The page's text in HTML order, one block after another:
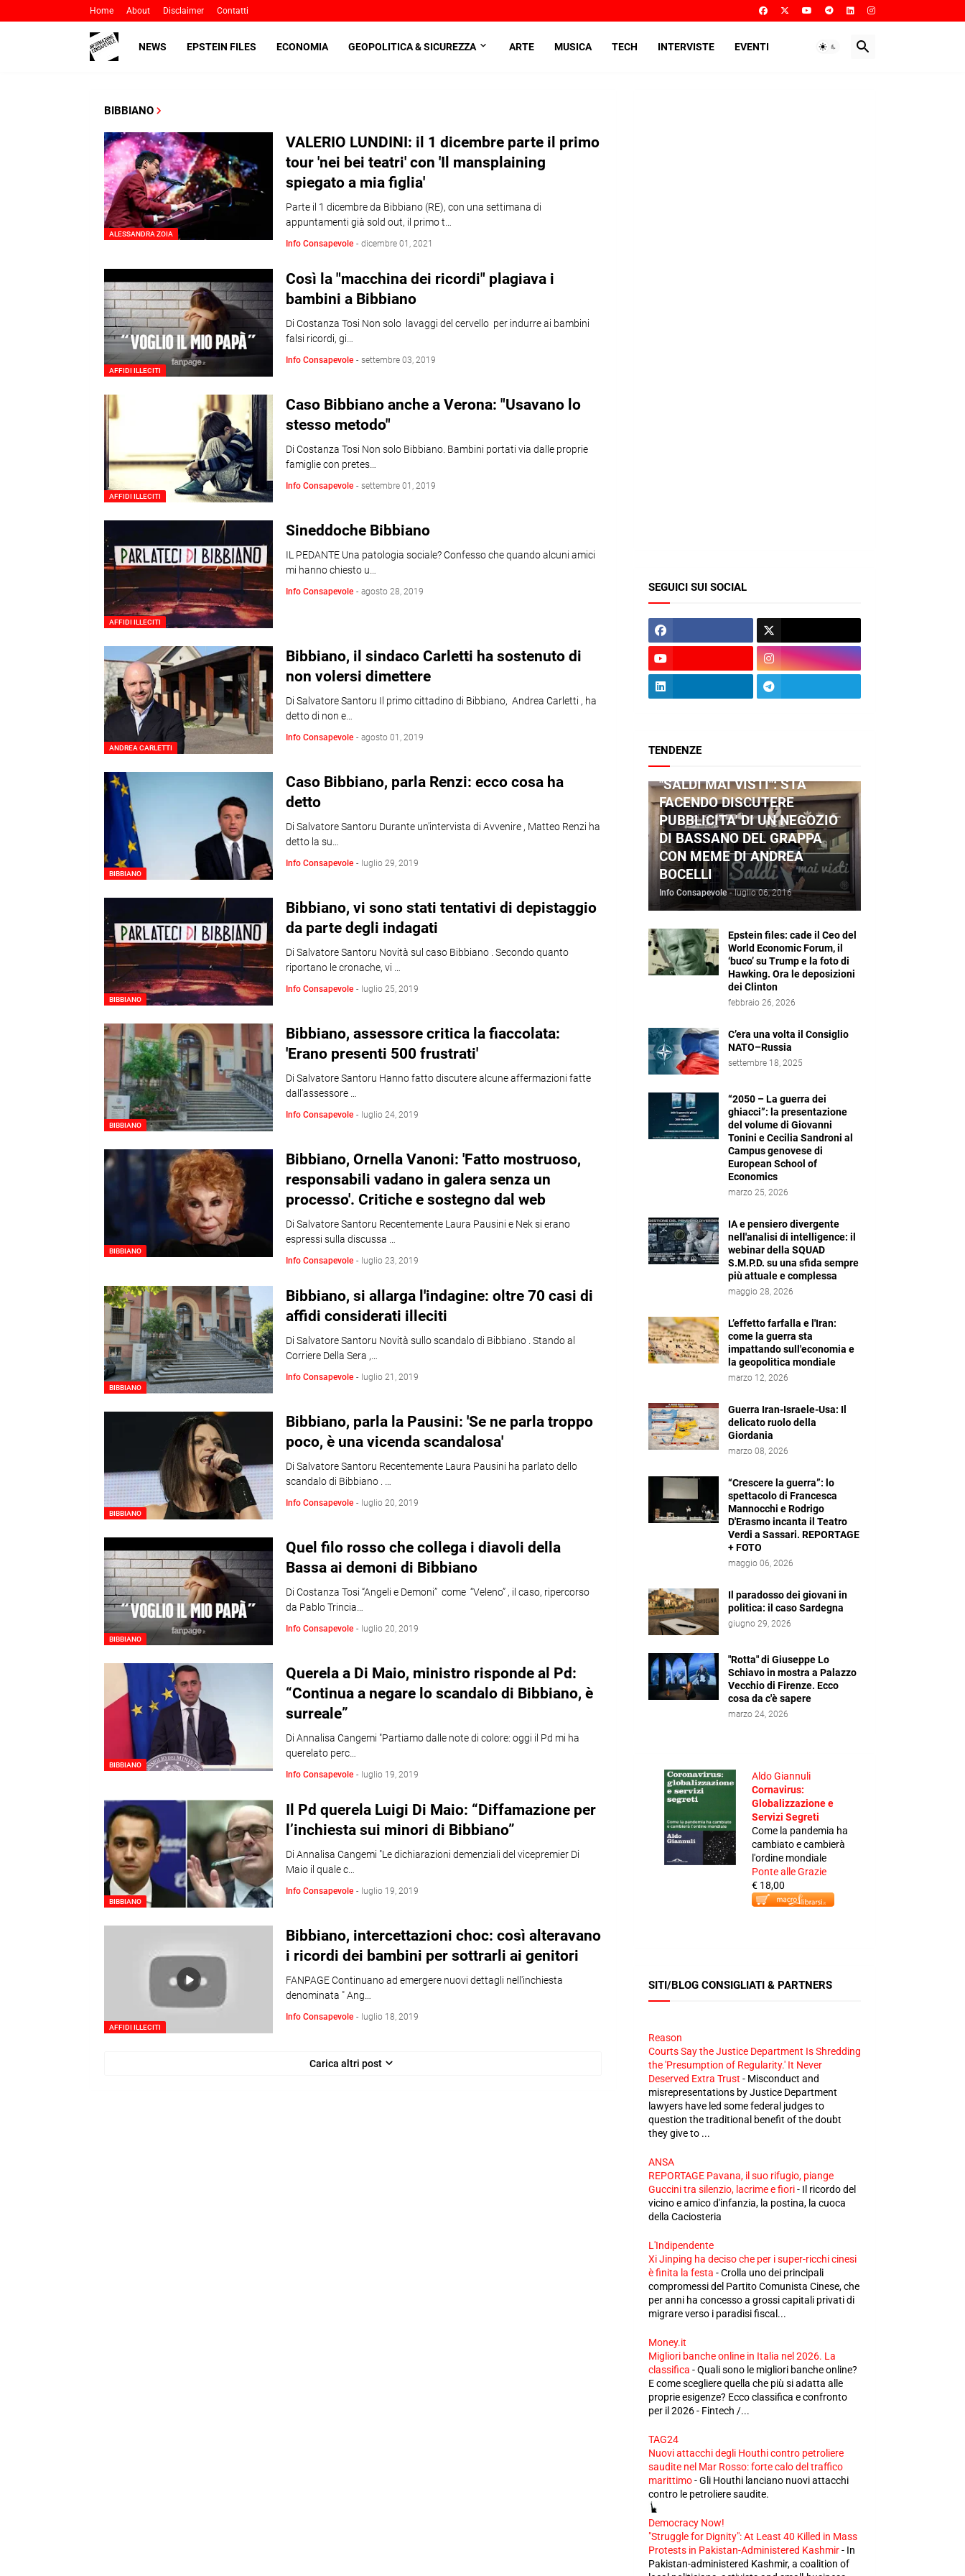
Home About Disclaimer Contatti
NEWS EPSTEIN FILES ECONOMIA GEOPOLITICA & SICUREZZA ARTE MUSICA TECH INTERVISTE EVENTI
BIBBIANO
ALESSANDRA ZOIA
VALERIO LUNDINI: il 1 dicembre parte il primo
tour 'nei bei teatri' con 'Il mansplaining
spiegato a mia figlia'
Parte il 1 dicembre da Bibbiano (RE), con una settimana di
appuntamenti già sold out, il primo t…
Info Consapevole - dicembre 01, 2021
AFFIDI ILLECITI
Così la "macchina dei ricordi" ​plagiava i
bambini a Bibbiano
Di Costanza Tosi Non solo lavaggi del cervello per indurre ai bambini
falsi ricordi, gi…
Info Consapevole - settembre 03, 2019
AFFIDI ILLECITI
Caso Bibbiano anche a Verona: "Usavano lo
stesso metodo"
Di Costanza Tosi Non solo Bibbiano. Bambini portati via dalle proprie
famiglie con pretes…
Info Consapevole - settembre 01, 2019
AFFIDI ILLECITI
Sineddoche Bibbiano
IL PEDANTE Una patologia sociale? Confesso che quando alcuni amici
mi hanno chiesto u…
Info Consapevole - agosto 28, 2019
ANDREA CARLETTI
Bibbiano, il sindaco Carletti ha sostenuto di
non volersi dimettere
Di Salvatore Santoru Il primo cittadino di Bibbiano, Andrea Carletti , ha
detto di non e…
Info Consapevole - agosto 01, 2019
BIBBIANO
Caso Bibbiano, parla Renzi: ecco cosa ha
detto
Di Salvatore Santoru Durante un'intervista di Avvenire , Matteo Renzi ha
detto la su…
Info Consapevole - luglio 29, 2019
BIBBIANO
Bibbiano, vi sono stati tentativi di depistaggio
da parte degli indagati
Di Salvatore Santoru Novità sul caso Bibbiano . Secondo quanto
riportano le cronache, vi …
Info Consapevole - luglio 25, 2019
BIBBIANO
Bibbiano, assessore critica la fiaccolata:
'Erano presenti 500 frustrati'
Di Salvatore Santoru Hanno fatto discutere alcune affermazioni fatte
dall'assessore …
Info Consapevole - luglio 24, 2019
BIBBIANO
Bibbiano, Ornella Vanoni: 'Fatto mostruoso,
responsabili vadano in galera senza un
processo'. Critiche e sostegno dal web
Di Salvatore Santoru Recentemente Laura Pausini e Nek si erano
espressi sulla discussa …
Info Consapevole - luglio 23, 2019
BIBBIANO
Bibbiano, si allarga l'indagine: oltre 70 casi di
affidi considerati illeciti
Di Salvatore Santoru Novità sullo scandalo di Bibbiano . Stando al
Corriere Della Sera ,…
Info Consapevole - luglio 21, 2019
BIBBIANO
Bibbiano, parla la Pausini: 'Se ne parla troppo
poco, è una vicenda scandalosa'
Di Salvatore Santoru Recentemente Laura Pausini ha parlato dello
scandalo di Bibbiano . …
Info Consapevole - luglio 20, 2019
BIBBIANO
Quel filo rosso che collega i diavoli della
Bassa ai demoni di Bibbiano
Di Costanza Tosi “Angeli e Demoni” come “Veleno” , il caso, ripercorso
da Pablo Trincia…
Info Consapevole - luglio 20, 2019
BIBBIANO
Querela a Di Maio, ministro risponde al Pd:
“Continua a negare lo scandalo di Bibbiano, è
surreale”
Di Annalisa Cangemi "Partiamo dalle note di colore: oggi il Pd mi ha
querelato perc…
Info Consapevole - luglio 19, 2019
BIBBIANO
Il Pd querela Luigi Di Maio: “Diffamazione per
l’inchiesta sui minori di Bibbiano”
Di Annalisa Cangemi "Le dichiarazioni demenziali del vicepremier Di
Maio il quale c…
Info Consapevole - luglio 19, 2019
AFFIDI ILLECITI
Bibbiano, intercettazioni choc: così alteravano
i ricordi dei bambini per sottrarli ai genitori
FANPAGE Continuano ad emergere nuovi dettagli nell'inchiesta
denominata " Ang…
Info Consapevole - luglio 18, 2019
Carica altri post
SEGUICI SUI SOCIAL
TENDENZE
"SALDI MAI VISTI": STA
FACENDO DISCUTERE
PUBBLICITA' DI UN NEGOZIO
DI BASSANO DEL GRAPPA
CON MEME DI ANDREA
BOCELLI
Info Consapevole - luglio 06, 2016
Epstein files: cade il Ceo del
World Economic Forum, il
‘buco’ su Trump e la foto di
Hawking. Ora le deposizioni
dei Clinton
febbraio 26, 2026
C’era una volta il Consiglio
NATO–Russia
settembre 18, 2025
“2050 – La guerra dei
ghiacci”: la presentazione
del volume di Giovanni
Tonini e Cecilia Sandroni al
Campus genovese di
European School of
Economics
marzo 25, 2026
IA e pensiero divergente
nell'analisi di intelligence: il
webinar della SQUAD
S.M.P.D. su una sfida sempre
più attuale e complessa
maggio 28, 2026
L’effetto farfalla e l'Iran:
come la guerra sta
impattando sull'economia e
la geopolitica mondiale
marzo 12, 2026
Guerra Iran-Israele-Usa: Il
delicato ruolo della
Giordania
marzo 08, 2026
“Crescere la guerra”: lo
spettacolo di Francesca
Mannocchi e Rodrigo
D'Erasmo incanta il Teatro
Verdi a Sassari. REPORTAGE
+ FOTO
maggio 06, 2026
Il paradosso dei giovani in
politica: il caso Sardegna
giugno 29, 2026
"Rotta" di Giuseppe Lo
Schiavo in mostra a Palazzo
Vecchio di Firenze. Ecco
cosa da c'è sapere
marzo 24, 2026
Aldo Giannuli
Cornavirus:
Globalizzazione e
Servizi Segreti
Come la pandemia ha
cambiato e cambierà
l'ordine mondiale
Ponte alle Grazie
€ 18,00
SITI/BLOG CONSIGLIATI & PARTNERS
Reason
Courts Say the Justice Department Is Shredding
the 'Presumption of Regularity.' It Never
Deserved Extra Trust - Misconduct and
misrepresentations by Justice Department
lawyers have led some federal judges to
question the traditional benefit of the doubt
they give to ...
ANSA
REPORTAGE Pavana, il suo rifugio, piange
Guccini tra silenzio, lacrime e fiori- Il ricordo del
vicino e amico d'infanzia, la postina, la cuoca
della Caciosteria
L'Indipendente
Xi Jinping ha deciso che per i super-ricchi cinesi
è finita la festa -Crolla uno dei principali
compromessi del Partito Comunista Cinese, che
per anni ha concesso a grossi capitali privati di
migrare verso i paradisi fiscal...
Money.it
Migliori banche online in Italia nel 2026. La
classifica -Quali sono le migliori banche online?
E come scegliere quella che più si adatta alle
proprie esigenze? Ecco classifica e confronto
per il 2026 - Fintech /...
TAG24
Nuovi attacchi degli Houthi contro petroliere
saudite nel Mar Rosso: forte calo del traffico
marittimo-Gli Houthi lanciano nuovi attacchi
contro le petroliere saudite.
Democracy Now!
"Struggle for Dignity": At Least 40 Killed in Mass
Protests in Pakistan-Administered Kashmir- In
Pakistan-administered Kashmir, a coalition of